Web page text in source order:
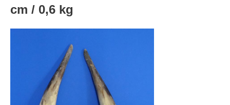
cm / 0,6 kg